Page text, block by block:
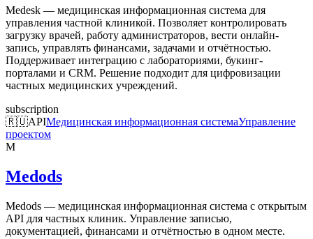
Medesk — медицинская информационная система для
управления частной клиникой. Позволяет контролировать
загрузку врачей, работу администраторов, вести онлайн-
запись, управлять финансами, задачами и отчётностью.
Поддерживает интеграцию с лабораториями, букинг-
порталами и CRM. Решение подходит для цифровизации
частных медицинских учреждений.
subscription
🇷🇺APIМедицинская информационная системаУправление
проектом
M
Medods
Medods — медицинская информационная система с открытым
API для частных клиник. Управление записью,
документацией, финансами и отчётностью в одном месте.